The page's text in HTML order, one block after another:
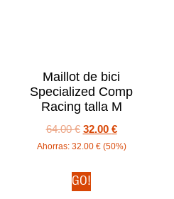
Maillot de bici
Specialized Comp
Racing talla M
64.00€ 32.00 €
Ahorras: 32.00 € (50%)
GO!